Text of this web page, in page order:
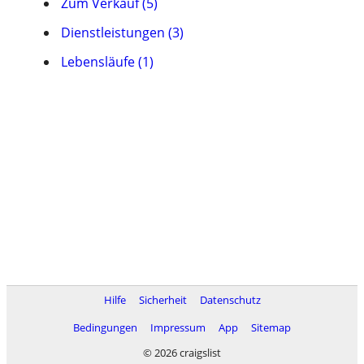
Dienstleistungen (3)
Lebensläufe (1)
Hilfe Sicherheit
Datenschutz
Bedingungen
Impressum App
Sitemap
© 2026 craigslist